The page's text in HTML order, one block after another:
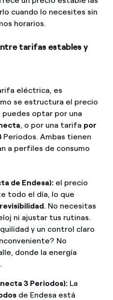
cuando lo necesites sin
horarios.
tarifas estables y
eléctrica, es
se estructura el precio
puedes optar por una
, o por una tarifa por
Periodos. Ambas tienen
a perfiles de consumo
de Endesa):el precio
todo el día, lo que
. No necesitas
ni ajustar tus rutinas.
y un control claro
No
donde la energía
3 Periodos):La
de Endesa está